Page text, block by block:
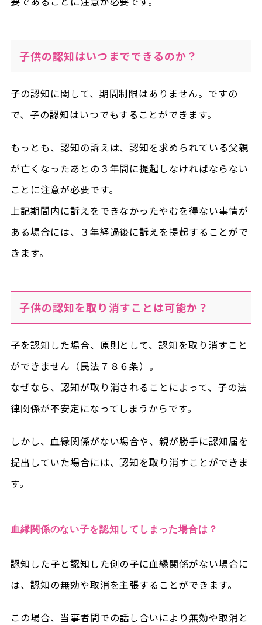
子供の認知はいつまでできるのか？
子の認知に関して、期間制限はありません。ですの
で、子の認知はいつでもすることができます。
もっとも、認知の訴えは、認知を求められている父親
が亡くなったあとの３年間に提起しなければならない
ことに注意が必要です。
上記期間内に訴えをできなかったやむを得ない事情が
ある場合には、３年経過後に訴えを提起することがで
きます。
子供の認知を取り消すことは可能か？
子を認知した場合、原則として、認知を取り消すこと
ができません（民法７８６条）。
なぜなら、認知が取り消されることによって、子の法
律関係が不安定になってしまうからです。
しかし、血縁関係がない場合や、親が勝手に認知届を
提出していた場合には、認知を取り消すことができま
す。
血縁関係のない子を認知してしまった場合は？
認知した子と認知した側の子に血縁関係がない場合に
は、認知の無効や取消を主張することができます。
この場合、当事者間での話し合いにより無効や取消と